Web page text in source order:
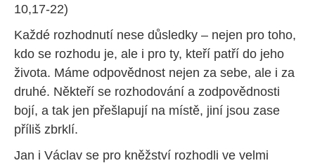
10,17-22)
Každé rozhodnutí nese důsledky – nejen pro toho,
kdo se rozhodu je, ale i pro ty, kteří patří do jeho
života. Máme odpovědnost nejen za sebe, ale i za
druhé. Někteří se rozhodování a zodpovědnosti
bojí, a tak jen přešlapují na místě, jiní jsou zase
příliš zbrklí.
Jan i Václav se pro kněžství rozhodli ve velmi